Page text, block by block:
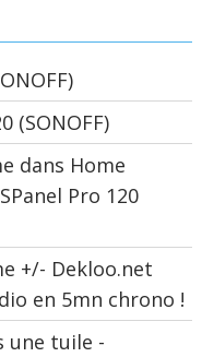
(SONOFF)
dans Home
Pro 120
+/- Dekloo.net
en 5mn chrono !
une tuile -